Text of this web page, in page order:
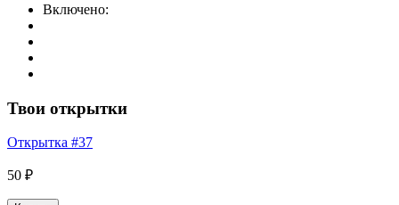
Включено:
Твои открытки
Открытка #37
50 ₽